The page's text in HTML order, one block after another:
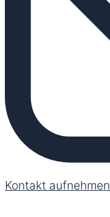
Kontakt aufnehmen